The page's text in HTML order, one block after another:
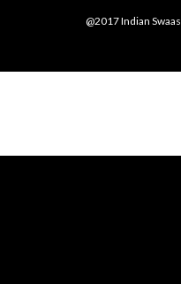
@2017 Indian Swaas